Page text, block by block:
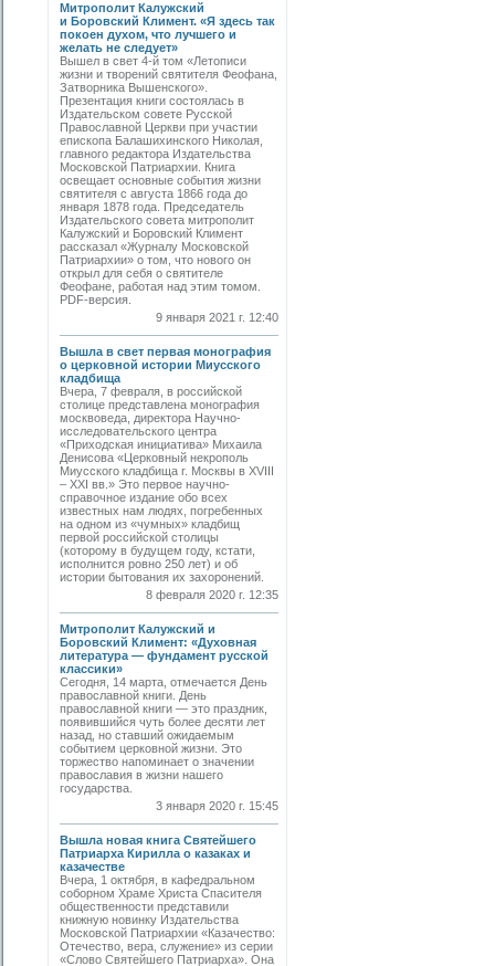
Митрополит Калужский
и Боровский Климент. «Я здесь так
покоен духом, что лучшего и
желать не следует»
Вышел в свет 4-й том «Летописи
жизни и творений святителя Феофана,
Затворника Вышенского».
Презентация книги состоялась в
Издательском совете Русской
Православной Церкви при участии
епископа Балашихинского Николая,
главного редактора Издательства
Московской Патриархии. Книга
освещает основные события жизни
святителя с августа 1866 года до
января 1878 года. Председатель
Издательского совета митрополит
Калужский и Боровский Климент
рассказал «Журналу Московской
Патриархии» о том, что нового он
открыл для себя о святителе
Феофане, работая над этим томом.
PDF-версия.
9 января 2021 г. 12:40
Вышла в свет первая монография
о церковной истории Миусского
кладбища
Вчера, 7 февраля, в российской
столице представлена монография
москвоведа, директора Научно-
исследовательского центра
«Приходская инициатива» Михаила
Денисова «Церковный некрополь
Миусского кладбища г. Москвы в XVIII
– XXI вв.» Это первое научно-
справочное издание обо всех
известных нам людях, погребенных
на одном из «чумных» кладбищ
первой российской столицы
(которому в будущем году, кстати,
исполнится ровно 250 лет) и об
истории бытования их захоронений.
8 февраля 2020 г. 12:35
Митрополит Калужский и
Боровский Климент: «Духовная
литература — фундамент русской
классики»
Сегодня, 14 марта, отмечается День
православной книги. День
православной книги — это праздник,
появившийся чуть более десяти лет
назад, но ставший ожидаемым
событием церковной жизни. Это
торжество напоминает о значении
православия в жизни нашего
государства.
3 января 2020 г. 15:45
Вышла новая книга Святейшего
Патриарха Кирилла о казаках и
казачестве
Вчера, 1 октября, в кафедральном
соборном Храме Христа Спасителя
общественности представили
книжную новинку Издательства
Московской Патриархии «Казачество:
Отечество, вера, служение» из серии
«Слово Святейшего Патриарха». Она